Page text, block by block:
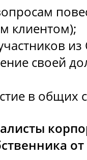
клиентом);
из
своей
в общих